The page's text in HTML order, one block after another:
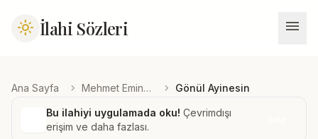
light_mode İlahi Sözleri menu
Ana Sayfa chevron_right Mehmet Emin Ay chevron_right Gönül Ayinesin
Bu ilahiyi uygulamada oku! Çevrimdışı
erişim ve daha fazlası.